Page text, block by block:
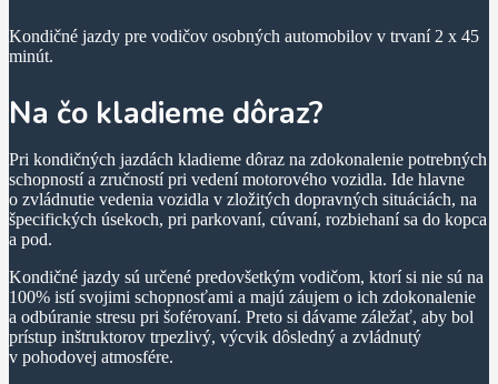
Kondičné jazdy pre vodičov osobných automobilov v trvaní 2 x 45
minút.
Na čo kladieme dôraz?
Pri kondičných jazdách kladieme dôraz na zdokonalenie potrebných
schopností a zručností pri vedení motorového vozidla. Ide hlavne
o zvládnutie vedenia vozidla v zložitých dopravných situáciách, na
špecifických úsekoch, pri parkovaní, cúvaní, rozbiehaní sa do kopca
a pod.
Kondičné jazdy sú určené predovšetkým vodičom, ktorí si nie sú na
100% istí svojimi schopnosťami a majú záujem o ich zdokonalenie
a odbúranie stresu pri šoférovaní. Preto si dávame záležať, aby bol
prístup inštruktorov trpezlivý, výcvik dôsledný a zvládnutý
v pohodovej atmosfére.